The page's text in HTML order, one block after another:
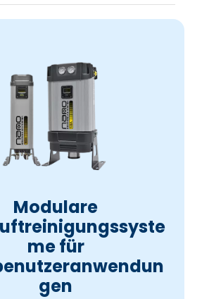
Modulare
me für
gen